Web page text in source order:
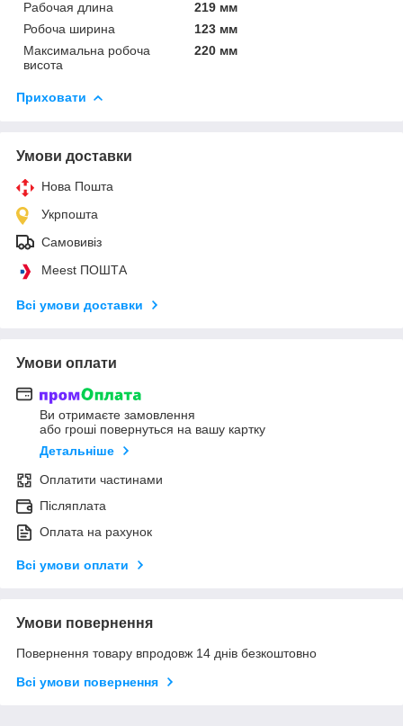
Рабочая длина
219 мм
Робоча ширина
123 мм
Максимальна робоча
висота
220 мм
Приховати
Умови доставки
Нова Пошта
Укрпошта
Самовивіз
Meest ПОШТА
Всі умови доставки
Умови оплати
Ви отримаєте замовлення
або гроші повернуться на вашу картку
Детальніше
Оплатити частинами
Післяплата
Оплата на рахунок
Всі умови оплати
Умови повернення
Повернення товару впродовж 14 днів безкоштовно
Всі умови повернення